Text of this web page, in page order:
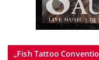
„Fish Tattoo